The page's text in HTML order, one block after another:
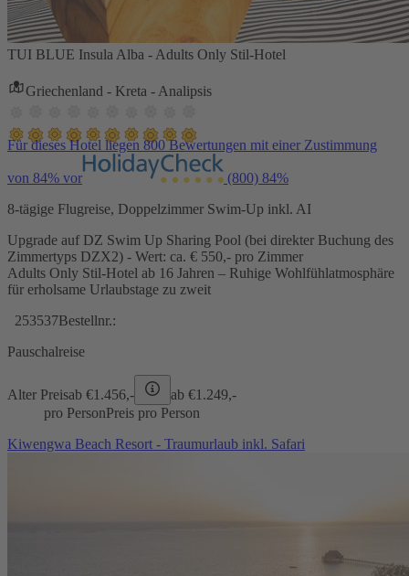
TUI BLUE Insula Alba - Adults Only Stil-Hotel
Griechenland - Kreta - Analipsis
Für dieses Hotel liegen 800 Bewertungen mit einer Zustimmung
von 84% vor (800) 84%
8-tägige Flugreise, Doppelzimmer Swim-Up inkl. AI
Upgrade auf DZ Swim Up Sharing Pool (bei direkter Buchung des
Zimmertyps DZX2) - Wert: ca. € 550,- pro Zimmer
Adults Only Stil-Hotel ab 16 Jahren – Ruhige Wohlfühlatmosphäre
für erholsame Urlaubstage zu zweit
253537Bestellnr.:
Pauschalreise
Alter Preisab €1.456,- ab €1.249,-
pro PersonPreis pro Person
Kiwengwa Beach Resort - Traumurlaub inkl. Safari